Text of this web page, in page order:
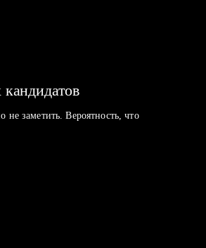
не заметить. Вероятность, что